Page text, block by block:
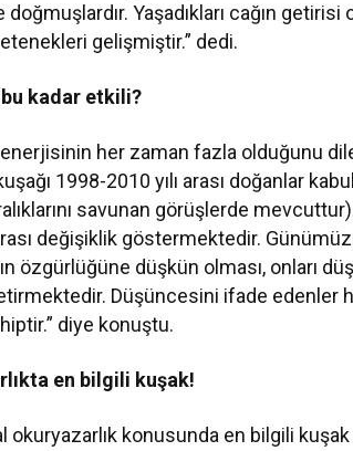
Yaşadıkları cağın
gelişmiştir.” dedi.
bu kadar etkili?
her zaman fazla olduğunu
1998-2010 yılı arası doğanlar
savunan görüşlerde
değişiklik göstermektedir.
özgürlüğüne düşkün olması, onları
Düşüncesini ifade edenler
diye konuştu.
en bilgili kuşak!
okuryazarlık konusunda en bilgili